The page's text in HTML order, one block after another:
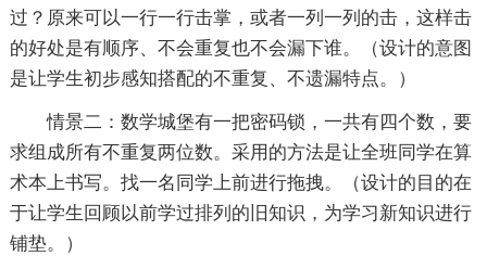
过？原来可以一行一行击掌，或者一列一列的击，这样击
的好处是有顺序、不会重复也不会漏下谁。（设计的意图
是让学生初步感知搭配的不重复、不遗漏特点。）
情景二：数学城堡有一把密码锁，一共有四个数，要
求组成所有不重复两位数。采用的方法是让全班同学在算
术本上书写。找一名同学上前进行拖拽。（设计的目的在
于让学生回顾以前学过排列的旧知识，为学习新知识进行
铺垫。）